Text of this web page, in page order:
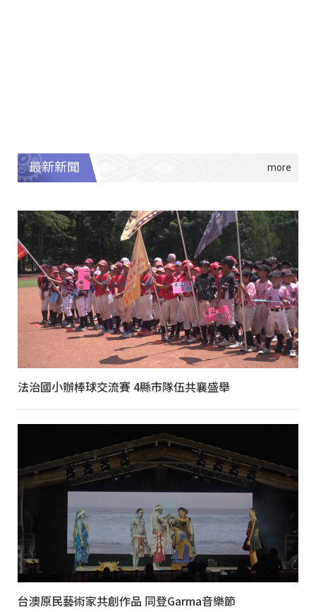
最新新聞
法治國小辦棒球交流賽 4縣市隊伍共襄盛舉
台澳原民藝術家共創作品 同登Garma音樂節